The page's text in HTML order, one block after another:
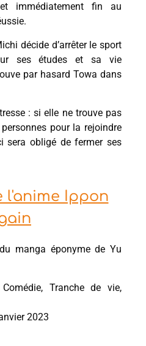
immédiatement fin au
décide d’arrêter le sport
ses études et sa vie
par hasard Towa dans
: si elle ne trouve pas
pour la rejoindre
sera obligé de fermer ses
l'anime Ippon
manga éponyme de Yu
Tranche de vie,
2023